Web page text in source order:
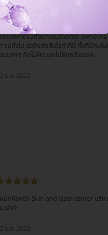
ไม่ผิดเลย ที่ศัลยกรรมที่นี่ เรามีโรคประจ
อสานิจ รอนานหน่อยตอนรอผ่าตัด แต่ดูแ
ออก ไม่มีเหวี่ยง วีนใส่เลย คุณภาพดีเยี่ยม (
ราะแพทย์จบศัลยกรรมโดยตรง แพทย์ตา
จบทั่วไป เราจึงตัดสินใจทำที่นี่ ทั้งที่มีคนไม่
บมากๆ คิดไม่ผิด และไม่ผิดหวังเลยค่ะ
ธ.ค. 2022
นกผิวหนัง Skin and laser center บริก
ะนำค่ะ
ธ.ค. 2022